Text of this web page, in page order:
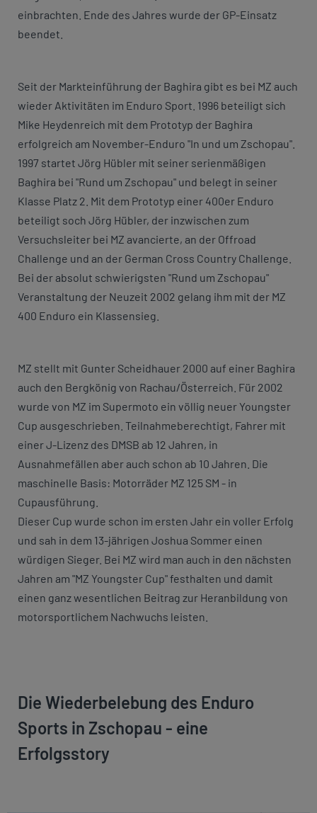
einbrachten. Ende des Jahres wurde der GP-Einsatz
beendet.
Seit der Markteinführung der Baghira gibt es bei MZ auch
wieder Aktivitäten im Enduro Sport. 1996 beteiligt sich
Mike Heydenreich mit dem Prototyp der Baghira
erfolgreich am November-Enduro "In und um Zschopau".
1997 startet Jörg Hübler mit seiner serienmäßigen
Baghira bei "Rund um Zschopau" und belegt in seiner
Klasse Platz 2. Mit dem Prototyp einer 400er Enduro
beteiligt soch Jörg Hübler, der inzwischen zum
Versuchsleiter bei MZ avancierte, an der Offroad
Challenge und an der German Cross Country Challenge.
Bei der absolut schwierigsten "Rund um Zschopau"
Veranstaltung der Neuzeit 2002 gelang ihm mit der MZ
400 Enduro ein Klassensieg.
MZ stellt mit Gunter Scheidhauer 2000 auf einer Baghira
auch den Bergkönig von Rachau/Österreich. Für 2002
wurde von MZ im Supermoto ein völlig neuer Youngster
Cup ausgeschrieben. Teilnahmeberechtigt, Fahrer mit
einer J-Lizenz des DMSB ab 12 Jahren, in
Ausnahmefällen aber auch schon ab 10 Jahren. Die
maschinelle Basis: Motorräder MZ 125 SM - in
Cupausführung.
Dieser Cup wurde schon im ersten Jahr ein voller Erfolg
und sah in dem 13-jährigen Joshua Sommer einen
würdigen Sieger. Bei MZ wird man auch in den nächsten
Jahren am "MZ Youngster Cup" festhalten und damit
einen ganz wesentlichen Beitrag zur Heranbildung von
motorsportlichem Nachwuchs leisten.
Die Wiederbelebung des Enduro
Sports in Zschopau - eine
Erfolgsstory